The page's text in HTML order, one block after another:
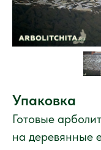
Упаковка
Готовые
на деревянные